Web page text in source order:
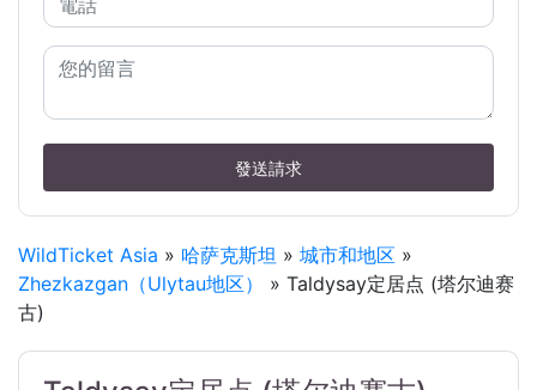
發送請求
WildTicket Asia » 哈萨克斯坦 » 城市和地区 »
Zhezkazgan（Ulytau地区）
» Taldysay定居点 (塔尔迪赛
古)